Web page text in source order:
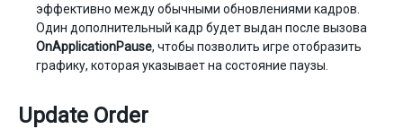
эффективно между обычными обновлениями кадров.
Один дополнительный кадр будет выдан после вызова
OnApplicationPause, чтобы позволить игре отобразить
графику, которая указывает на состояние паузы.
Update Order